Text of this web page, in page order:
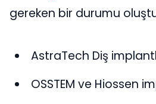
gereken bir durumu
AstraTech Diş
OSSTEM ve Hiossen